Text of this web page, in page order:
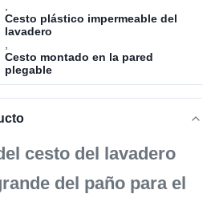
Cesto plástico impermeable del
lavadero
Cesto montado en la pared
plegable
cesto del lavadero
del paño para el